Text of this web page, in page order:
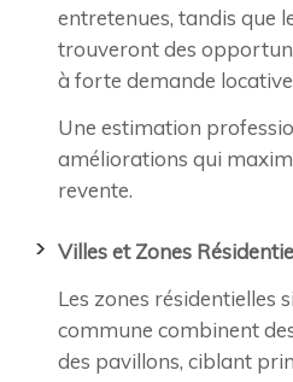
entretenues, tandis que
trouveront des
à forte demande
Une estimation
améliorations qui
revente.
Villes et Zones
Les zones résidentielles
commune combinent
des pavillons, ciblant